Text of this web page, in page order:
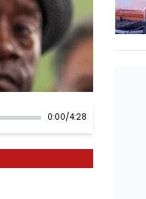
0:00/4:28